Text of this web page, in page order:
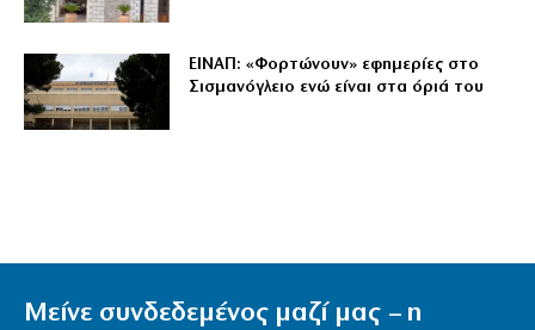
ΕΙΝΑΠ: «Φορτώνουν» εφημερίες στο
Σισμανόγλειο ενώ είναι στα όριά του
Μείνε συνδεδεμένος μαζί μας – η